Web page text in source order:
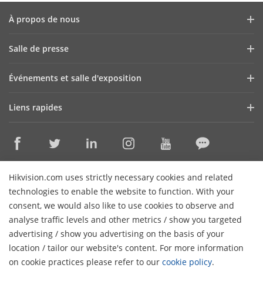
Hikvision.com uses strictly necessary cookies and related
technologies to enable the website to function. With your
consent, we would also like to use cookies to observe and
analyse traffic levels and other metrics / show you targeted
advertising / show you advertising on the basis of your
location / tailor our website's content. For more information
on cookie practices please refer to our cookie policy.
À propos de nous
Cybersécurité
Contactez-nous
Carrières
Salle de presse
Événements et salle d'exposition
Liens rapides
Où acheter
Assistance en ligne
Contactez-nous
S'abonner au bulletin d'information
© 2026 Hangzhou Hikvision Digital Technology Co., Ltd. Tous
droits réservés.
Politique de confidentialité
Politique en
matière de cookies
Préférences en matière de cookies